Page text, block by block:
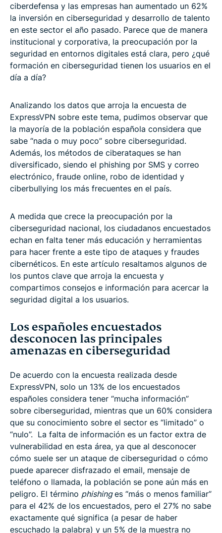
ciberdefensa y las empresas han aumentado un 62%
la inversión en ciberseguridad y desarrollo de talento
en este sector el año pasado. Parece que de manera
institucional y corporativa, la preocupación por la
seguridad en entornos digitales está clara, pero ¿qué
formación en ciberseguridad tienen los usuarios en el
día a día?
Analizando los datos que arroja la encuesta de
ExpressVPN sobre este tema, pudimos observar que
la mayoría de la población española considera que
sabe “nada o muy poco” sobre ciberseguridad.
Además, los métodos de ciberataques se han
diversificado, siendo el phishing por SMS y correo
electrónico, fraude online, robo de identidad y
ciberbullying los más frecuentes en el país.
A medida que crece la preocupación por la
ciberseguridad nacional, los ciudadanos encuestados
echan en falta tener más educación y herramientas
para hacer frente a este tipo de ataques y fraudes
cibernéticos. En este artículo resaltamos algunos de
los puntos clave que arroja la encuesta y
compartimos consejos e información para acercar la
seguridad digital a los usuarios.
Los españoles encuestados
desconocen las principales
amenazas en ciberseguridad
De acuerdo con la encuesta realizada desde
ExpressVPN, solo un 13% de los encuestados
españoles considera tener “mucha información”
sobre ciberseguridad, mientras que un 60% considera
que su conocimiento sobre el sector es “limitado” o
“nulo”. La falta de información es un factor extra de
vulnerabilidad en esta área, ya que al desconocer
cómo suele ser un ataque de ciberseguridad o cómo
puede aparecer disfrazado el email, mensaje de
teléfono o llamada, la población se pone aún más en
peligro. El término phishinges “más o menos familiar”
para el 42% de los encuestados, pero el 27% no sabe
exactamente qué significa (a pesar de haber
escuchado la palabra) y un 5% de la muestra no